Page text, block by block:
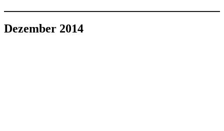
Dezember 2014